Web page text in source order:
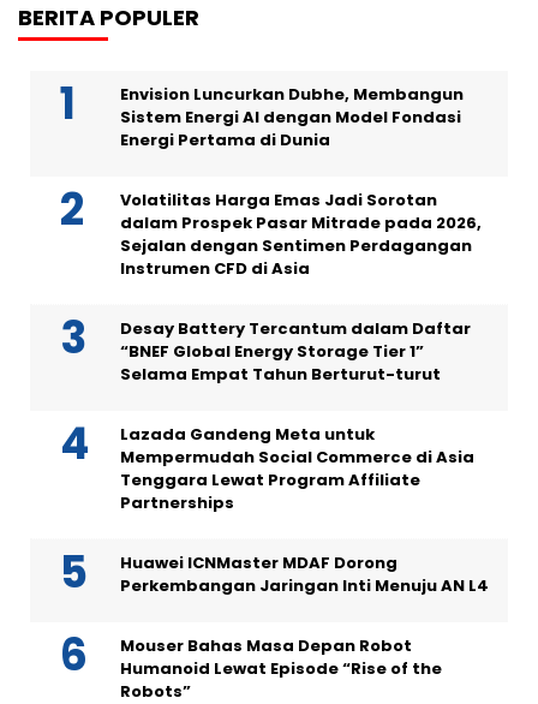
BERITA POPULER
Envision Luncurkan Dubhe, Membangun
Sistem Energi AI dengan Model Fondasi
Energi Pertama di Dunia
Volatilitas Harga Emas Jadi Sorotan
dalam Prospek Pasar Mitrade pada 2026,
Sejalan dengan Sentimen Perdagangan
Instrumen CFD di Asia
Desay Battery Tercantum dalam Daftar
“BNEF Global Energy Storage Tier 1”
Selama Empat Tahun Berturut-turut
Lazada Gandeng Meta untuk
Mempermudah Social Commerce di Asia
Tenggara Lewat Program Affiliate
Partnerships
Huawei ICNMaster MDAF Dorong
Perkembangan Jaringan Inti Menuju AN L4
Mouser Bahas Masa Depan Robot
Humanoid Lewat Episode “Rise of the
Robots”